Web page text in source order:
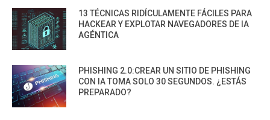
13 TÉCNICAS RIDÍCULAMENTE FÁCILES PARA
HACKEAR Y EXPLOTAR NAVEGADORES DE IA
AGÉNTICA
PHISHING 2.0:CREAR UN SITIO DE PHISHING
CON IA TOMA SOLO 30 SEGUNDOS. ¿ESTÁS
PREPARADO?